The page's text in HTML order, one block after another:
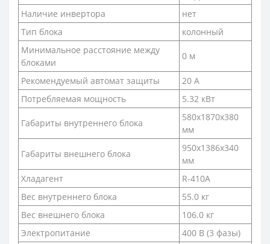
Наличие инвертора
нет
Тип блока
колонный
Минимальное расстояние между
блоками
0 м
Рекомендуемый автомат защиты
20 А
Потребляемая мощность
5.32 кВт
Габариты внутреннего блока
580х1870х380
мм
Габариты внешнего блока
950х1386х340
мм
Хладагент
R-410A
Вес внутреннего блока
55.0 кг
Вес внешнего блока
106.0 кг
Электропитание
400 В (3 фазы)